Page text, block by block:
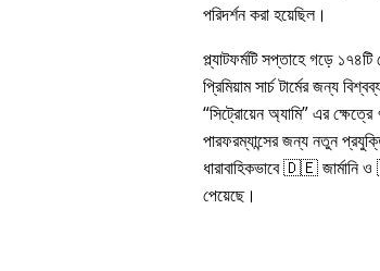
পরিদর্শন করা হয়েছিল।
প্ল্যাটফর্মটি সপ্তাহে গড়ে
প্রিমিয়াম সার্চ টার্মের জন্য
সিট্রোয়েন অ্যামি এর
পারফরম্যান্সের জন্য নতুন
ধারাবাহিকভাবে 🇩🇪 জার্মানি
পেয়েছে।